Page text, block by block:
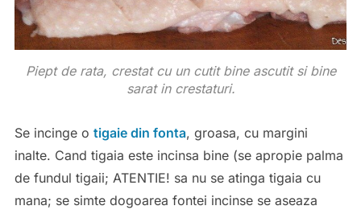
Piept de rata, crestat cu un cutit bine ascutit si bine
sarat in crestaturi.
Se incinge o tigaie din fonta, groasa, cu margini
inalte. Cand tigaia este incinsa bine (se apropie palma
de fundul tigaii; ATENTIE! sa nu se atinga tigaia cu
mana; se simte dogoarea fontei incinse se aseaza